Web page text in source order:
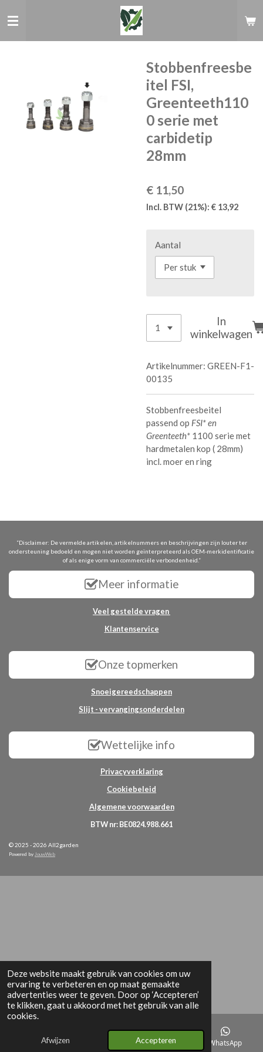
Deze website maakt gebruik van cookies om uw
ervaring te verbeteren en op maat gemaakte
advertenties weer te geven. Door op ‘Accepteren’
te klikken, gaat u akkoord met het gebruik van alle
cookies.
Afwijzen Accepteren
direct
Stobbenfreesbe
itel FSI,
Greenteeth110
0 serie met
carbidetip
28mm
€ 11,50
Incl. BTW (21%): € 13,92
Aantal
In
winkelwagen
Artikelnummer: GREEN-F1-
00135
Stobbenfreesbeitel
passend op FSI* en
Greenteeth* 1100 serie met
hardmetalen kop ( 28mm)
incl. moer en ring
“Disclaimer: De vermelde artikelen, artikelnummers en beschrijvingen zijn louter ter
ondersteuning bedoeld en mogen niet worden geïnterpreteerd als OEM-merkidentificatie
of als enige vorm van commerciële verbondenheid.”
Meer informatie
Veel gestelde vragen
Klantenservice
Onze topmerken
Snoeigereedschappen
Slijt - vervangingsonderdelen
Wettelijke info
Privacyverklaring
Cookiebeleid
Algemene voorwaarden
BTW nr: BE0824.988.661
© 2025 - 2026 All2garden
Powered by JouwWeb
E-mailadres WhatsApp